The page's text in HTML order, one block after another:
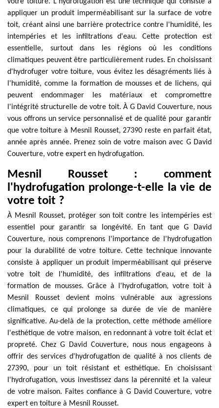
appliquer un produit imperméabilisant sur la surface de votre
toit, créant ainsi une barrière protectrice contre l'humidité, les
intempéries et les infiltrations d'eau. Cette protection est
essentielle, surtout dans les régions où les conditions
climatiques peuvent être particulièrement rudes. En choisissant
d'hydrofuger votre toiture, vous évitez les désagréments liés à
l'humidité, comme la formation de mousses et de lichens, qui
peuvent endommager les matériaux et compromettre
l'intégrité structurelle de votre toit. À G David Couverture, nous
vous offrons un service personnalisé et de qualité pour garantir
que votre toiture à Mesnil Rousset, 27390 reste en parfait état,
année après année. Prenez soin de votre maison avec G David
Couverture, votre expert en hydrofugation.
Mesnil Rousset : comment
l'hydrofugation prolonge-t-elle la vie de
votre toit ?
À Mesnil Rousset, protéger son toit contre les intempéries est
essentiel pour garantir sa longévité. En tant que G David
Couverture, nous comprenons l'importance de l'hydrofugation
pour la durabilité de votre toiture. Cette technique innovante
consiste à appliquer un produit imperméabilisant qui préserve
votre toit de l'humidité, des infiltrations d'eau, et de la
formation de mousses. Grâce à l'hydrofugation, votre toit à
Mesnil Rousset devient moins vulnérable aux agressions
climatiques, ce qui prolonge sa durée de vie de manière
significative. Au-delà de la protection, cette méthode améliore
l'esthétique de votre maison, en redonnant à votre toit éclat et
propreté. Chez G David Couverture, nous nous engageons à
offrir des services d'hydrofugation de qualité à nos clients de
27390, pour un toit résistant et esthétique. En choisissant
l'hydrofugation, vous investissez dans la pérennité et la valeur
de votre maison. Faites confiance à G David Couverture, votre
expert en toiture à Mesnil Rousset.